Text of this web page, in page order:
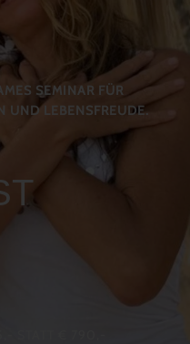
SEMINAR FÜR
UND LEBENSFREUDE.
STATT € 790,-